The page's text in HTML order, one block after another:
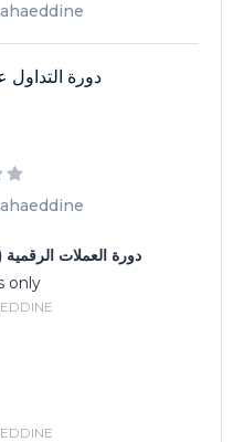
دورة
دورة العملات
only